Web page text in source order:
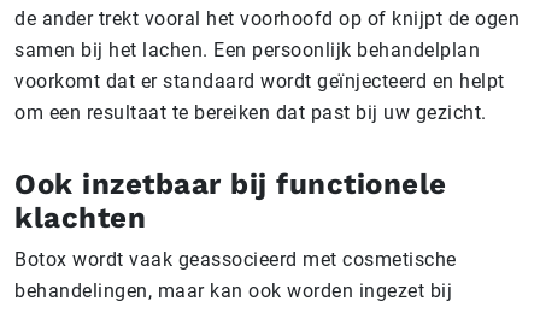
de ander trekt vooral het voorhoofd op of knijpt de ogen
samen bij het lachen. Een persoonlijk behandelplan
voorkomt dat er standaard wordt geïnjecteerd en helpt
om een resultaat te bereiken dat past bij uw gezicht.
Ook inzetbaar bij functionele
klachten
Botox wordt vaak geassocieerd met cosmetische
behandelingen, maar kan ook worden ingezet bij